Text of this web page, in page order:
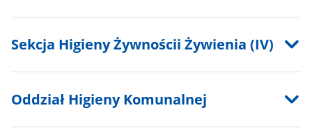
Sekcja Higieny Żywnościi Żywienia (IV)
Oddział Higieny Komunalnej